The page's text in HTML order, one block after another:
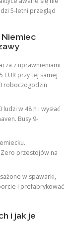
5-letni przegląd
Niemiec
z uprawnieniami
EUR przy tej samej
roboczogodzin
w 48 h i wysłać
Busy 9-
Zero przestojów na
w spawarki,
i prefabrykować
i jak je